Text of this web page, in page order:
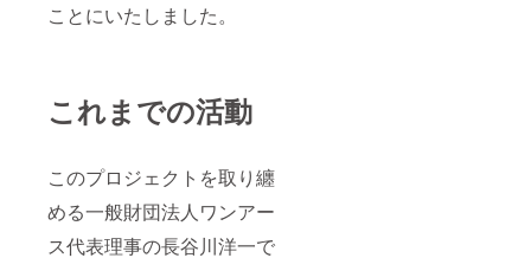
ことにいたしました。
これまでの活動
このプロジェクトを取り纏
める一般財団法人ワンアー
ス代表理事の長谷川洋一で